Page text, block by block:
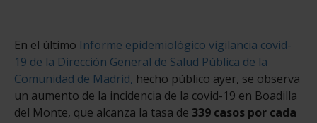
En el último Informe epidemiológico vigilancia covid-
19 de la Dirección General de Salud Pública de la
Comunidad de Madrid, hecho público ayer, se observa
un aumento de la incidencia de la covid-19 en Boadilla
del Monte, que alcanza la tasa de 339 casos por cada